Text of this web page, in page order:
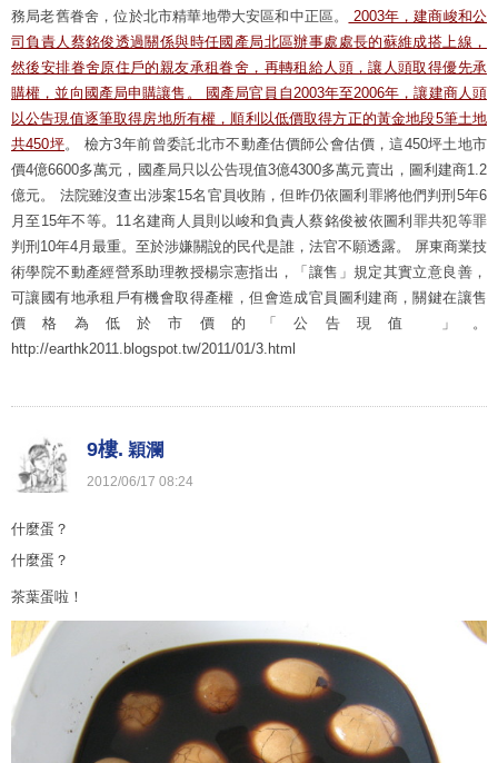
務局老舊眷舍，位於北市精華地帶大安區和中正區。
2003年，建商峻和公
司負責人蔡銘俊透過關係與時任國產局北區辦事處處長的蘇維成搭上線，
然後安排眷舍原住戶的親友承租眷舍，再轉租給人頭，讓人頭取得優先承
購權，並向國產局申購讓售。 國產局官員自2003年至2006年，讓建商人頭
以公告現值逐筆取得房地所有權，順利以低價取得方正的黃金地段5筆土地
共450坪。 檢方3年前曾委託北市不動產估價師公會估價，這450坪土地市
價4億6600多萬元，國產局只以公告現值3億4300多萬元賣出，圖利建商1.2
億元。 法院雖沒查出涉案15名官員收賄，但昨仍依圖利罪將他們判刑5年6
月至15年不等。11名建商人員則以峻和負責人蔡銘俊被依圖利罪共犯等罪
判刑10年4月最重。至於涉嫌關說的民代是誰，法官不願透露。 屏東商業技
術學院不動產經營系助理教授楊宗憲指出，「讓售」規定其實立意良善，
可讓國有地承租戶有機會取得產權，但會造成官員圖利建商，關鍵在讓售
價格為低於市價的「公告現值 」。
http://earthk2011.blogspot.tw/2011/01/3.html
9樓. 穎瀾
2012/06/17 08:24
什麼蛋？
什麼蛋？
茶葉蛋啦！